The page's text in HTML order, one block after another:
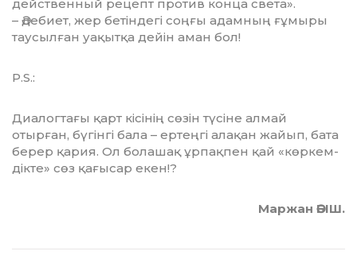
действенный рецепт против конца света».
– Әдебиет, жер бетіндегі соң­ғы адамның ғұмыры
таусылған уақытқа дейін аман бол!
P.S.:
Диалогтағы қарт кісінің сөзін түсіне алмай
отырған, бүгінгі бала – ертеңгі алақан жайып, бата
берер қария. Ол болашақ ұрпақпен қай «көркем­
дікте» сөз қағысар екен!?
Маржан ӘБІШ.